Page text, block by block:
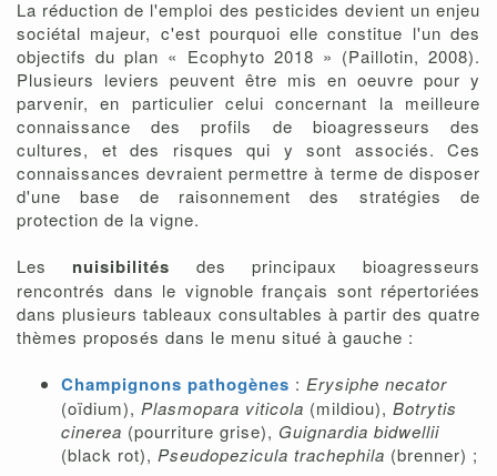
La réduction de l'emploi des pesticides devient un enjeu
sociétal majeur, c'est pourquoi elle constitue l'un des
objectifs du plan « Ecophyto 2018 » (Paillotin, 2008).
Plusieurs leviers peuvent être mis en oeuvre pour y
parvenir, en particulier celui concernant la meilleure
connaissance des profils de bioagresseurs des
cultures, et des risques qui y sont associés. Ces
connaissances devraient permettre à terme de disposer
d'une base de raisonnement des stratégies de
protection de la vigne.
Les nuisibilités des principaux bioagresseurs
rencontrés dans le vignoble français sont répertoriées
dans plusieurs tableaux consultables à partir des quatre
thèmes proposés dans le menu situé à gauche :
Champignons pathogènes : Erysiphe necator
(oïdium), Plasmopara viticola (mildiou), Botrytis
cinerea (pourriture grise), Guignardia bidwellii
(black rot), Pseudopezicula trachephila (brenner) ;